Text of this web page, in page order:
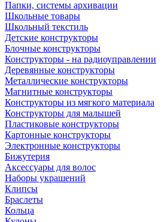
Папки, системы архивации
Школьные товары
Школьный текстиль
Детские конструкторы
Блочные конструкторы
Конструкторы - на радиоуправлении
Деревянные конструкторы
Металлические конструкторы
Магнитные конструкторы
Конструкторы из мягкого материала
Конструкторы для малышей
Пластиковые конструкторы
Картонные конструкторы
Электронные конструкторы
Бижутерия
Аксессуары для волос
Наборы украшений
Клипсы
Браслеты
Кольца